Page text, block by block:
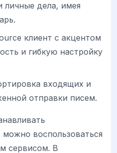
личные дела, имея
клиент с акцентом
и гибкую настройку
входящих и
отправки писем.
воспользоваться
сервисом. В